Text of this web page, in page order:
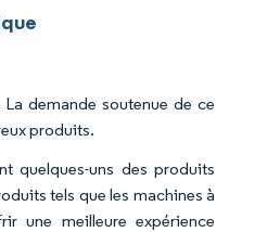
demande soutenue de ce
produits.
quelques-uns des produits
tels que les machines à
une meilleure expérience